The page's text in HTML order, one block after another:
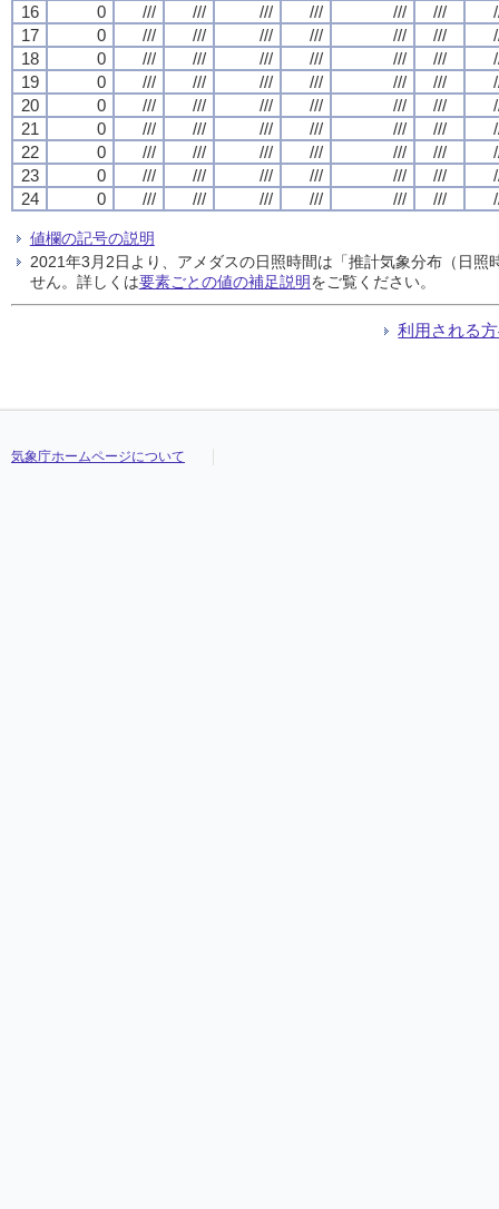
16
0 /// /// /// /// /// ///
17
0 /// /// /// /// /// ///
18
0 /// /// /// /// /// ///
19
0 /// /// /// /// /// ///
20
0 /// /// /// /// /// ///
21
0 /// /// /// /// /// ///
22
0 /// /// /// /// /// ///
23
0 /// /// /// /// /// ///
24
0 /// /// /// /// /// ///
値欄の記号の説明
2021年3月2日より、アメダスの日照時間は「推計気象分布（日
せん。詳しくは要素ごとの値の補足説明をご覧ください。
利用される
気象庁ホームページについて